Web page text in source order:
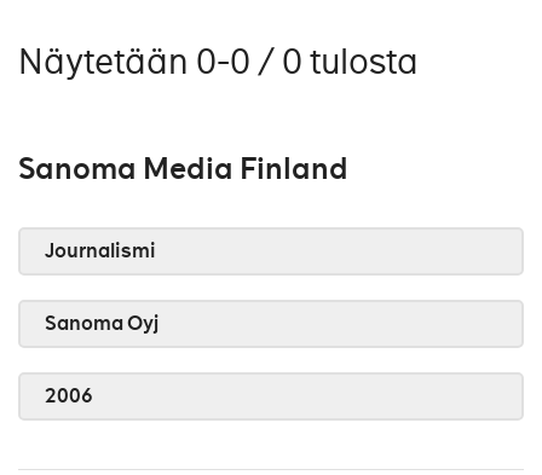
Näytetään 0-0 / 0 tulosta
Sanoma Media Finland
Journalismi
Sanoma Oyj
2006